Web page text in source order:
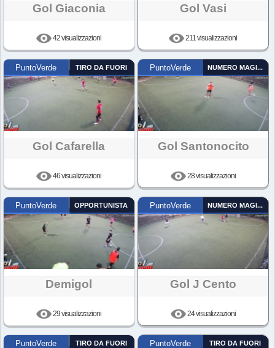
Gol Giaconia
42 visualizzazioni
Gol Vasi
211 visualizzazioni
PuntoVerde TIRO DA FUORI
Gol Cafarella
46 visualizzazioni
PuntoVerde NUMERO MAGICO
Gol Santonocito
28 visualizzazioni
PuntoVerde OPPORTUNISTA
Demigol
29 visualizzazioni
PuntoVerde NUMERO MAGICO
Gol J Cento
24 visualizzazioni
PuntoVerde TIRO DA FUORI PuntoVerde TIRO DA FUORI